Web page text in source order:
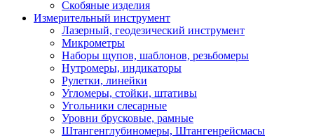
Скобяные изделия
Измерительный инструмент
Лазерный, геодезический инструмент
Микрометры
Наборы щупов, шаблонов, резьбомеры
Нутромеры, индикаторы
Рулетки, линейки
Угломеры, стойки, штативы
Угольники слесарные
Уровни брусковые, рамные
Штангенглубиномеры, Штангенрейсмасы